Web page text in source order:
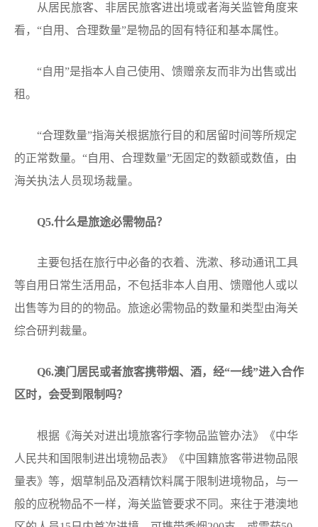
从居民旅客、非居民旅客进出境或者海关监管角度来
看，“自用、合理数量”是物品的固有特征和基本属性。
“自用”是指本人自己使用、馈赠亲友而非为出售或出
租。
“合理数量”指海关根据旅行目的和居留时间等所规定
的正常数量。“自用、合理数量”无固定的数额或数值，由
海关执法人员现场裁量。
Q5.什么是旅途必需物品？
主要包括在旅行中必备的衣着、洗漱、移动通讯工具
等自用日常生活用品，不包括非本人自用、馈赠他人或以
出售等为目的的物品。旅途必需物品的数量和类型由海关
综合研判裁量。
Q6.澳门居民或者旅客携带烟、酒，经“一线”进入合作
区时，会受到限制吗？
根据《海关对进出境旅客行李物品监管办法》《中华
人民共和国限制进出境物品表》《中国籍旅客带进物品限
量表》等，烟草制品及酒精饮料属于限制进境物品，与一
般的应税物品不一样，海关监管要求不同。来往于港澳地